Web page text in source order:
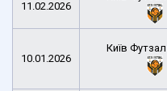
11.02.2026
10.01.2026
Київ Футзал